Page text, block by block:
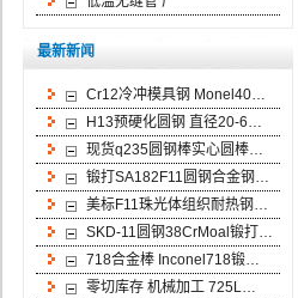
最新新闻
Cr12冷冲模具钢 Monel40…
H13预硬化圆钢 直径20-6…
现货q235圆钢棒实心圆棒…
锻打SA182F11圆钢合金钢…
美标F11珠光体组织耐热钢…
SKD-11圆钢38CrMoal锻打…
718合金棒 Inconel718锻…
零切库存 机械加工 725L…